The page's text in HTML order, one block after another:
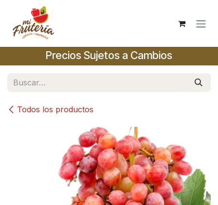
Ir al contenido
Precios Sujetos a Cambios
Todos los productos